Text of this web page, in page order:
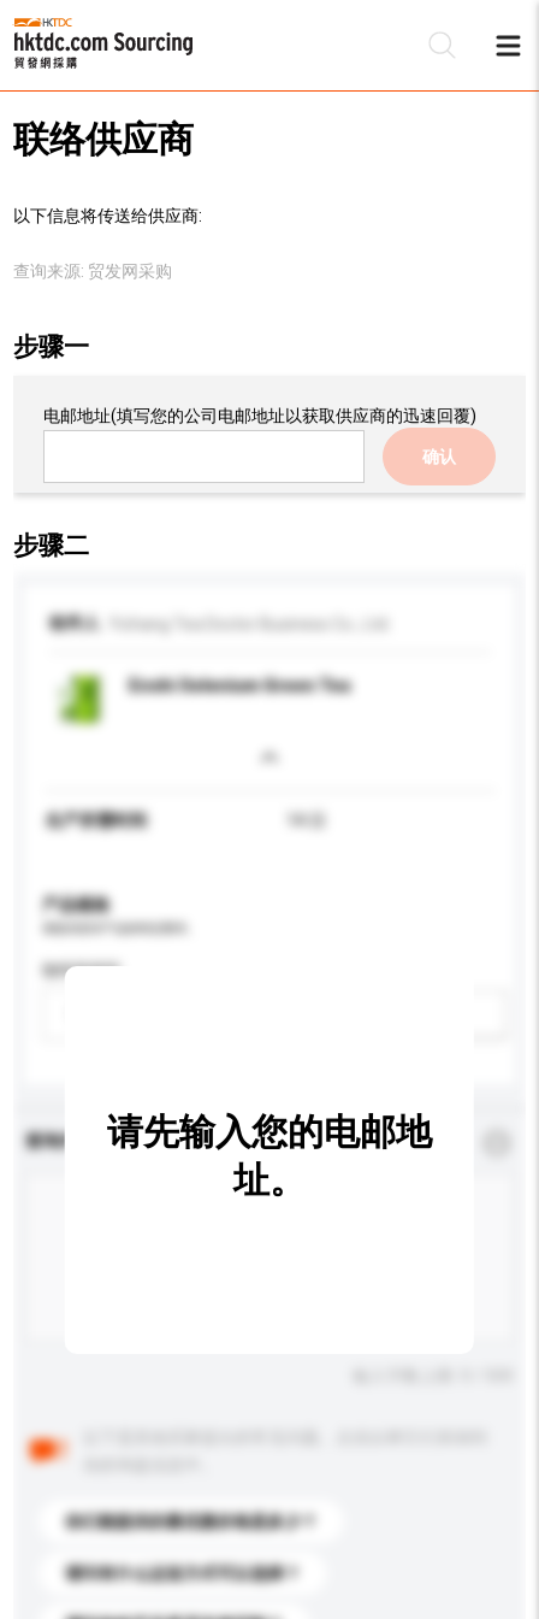
联络供应商
以下信息将传送给供应商:
查询来源: 贸发网采购
步骤一
电邮地址(填写您的公司电邮地址以获取供应商的迅速回覆)
确认
步骤二
收件人
Enshi Selenium Green Tea
生产所需时间
产品规格
咖啡因类型
查询内容 *必须填写
你们能提供的最优惠价格是多少？
请问有什么运送方式可以选择？
请先输入您的电邮地
址。